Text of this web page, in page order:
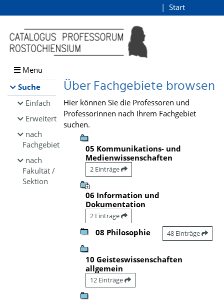
Browsen
direkt zum Inhalt
Start
Menü
Suche
Einfach
Erweitert
nach
Fachgebiet
nach
Fakultät /
Sektion
Über Fachgebiete browsen
Hier können Sie die Professoren und
Professorinnen nach Ihrem Fachgebiet
suchen.
05 Kommunikations- und
Medienwissenschaften
2 Einträge
06 Information und
Dokumentation
2 Einträge
08 Philosophie 48 Einträge
10 Geisteswissenschaften
allgemein
12 Einträge